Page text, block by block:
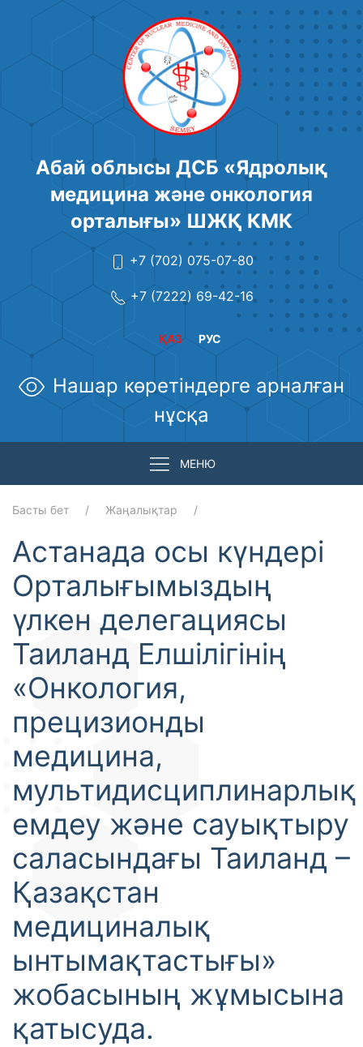
Абай облысы ДСБ «Ядролық
медицина және онкология
орталығы» ШЖҚ КМК
+7 (702) 075-07-80
+7 (7222) 69-42-16
РУС
ҚАЗ
Нашар көретіндерге арналған
нұсқа
МЕНЮ
Басты бет Жаңалықтар
Астанада осы күндері
Орталығымыздың
үлкен делегациясы
Таиланд Елшілігінің
«Онкология,
прецизионды
медицина,
мультидисциплинарлық
емдеу және сауықтыру
саласындағы Таиланд –
Қазақстан
медициналық
ынтымақтастығы»
жобасының жұмысына
қатысуда.